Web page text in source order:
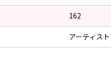
162
アーティスト